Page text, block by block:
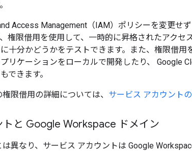
Access Management（IAM）ポリシーを変更せ
権限借用を使用して、一時的に昇格されたアクセ
十分かどうかをテストできます。また、権限借用
リケーションをローカルで開発したり、 Google
できます。
限借用の詳細については、 サービス アカウント
トと Google Workspace ドメイン
異なり、サービス アカウントは Google